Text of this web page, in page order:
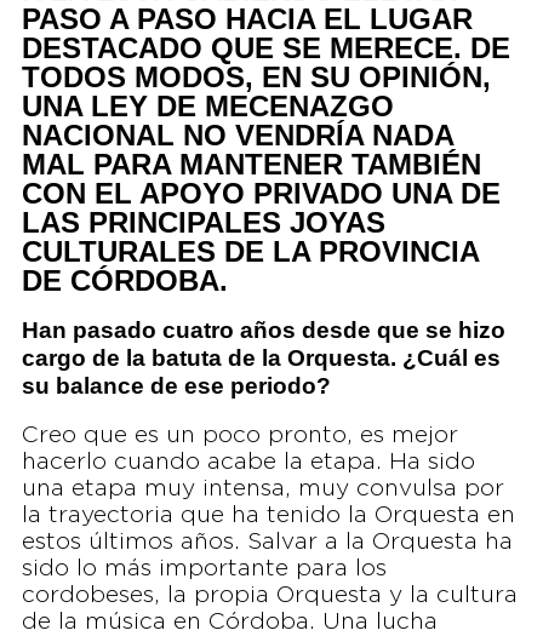
PASO A PASO HACIA EL LUGAR
DESTACADO QUE SE MERECE. DE
TODOS MODOS, EN SU OPINIÓN,
UNA LEY DE MECENAZGO
NACIONAL NO VENDRÍA NADA
MAL PARA MANTENER TAMBIÉN
CON EL APOYO PRIVADO UNA DE
LAS PRINCIPALES JOYAS
CULTURALES DE LA PROVINCIA
DE CÓRDOBA.
Han pasado cuatro años desde que se hizo
cargo de la batuta de la Orquesta. ¿Cuál es
su balance de ese periodo?
Creo que es un poco pronto, es mejor
hacerlo cuando acabe la etapa. Ha sido
una etapa muy intensa, muy convulsa por
la trayectoria que ha tenido la Orquesta en
estos últimos años. Salvar a la Orquesta ha
sido lo más importante para los
cordobeses, la propia Orquesta y la cultura
de la música en Córdoba. Una lucha